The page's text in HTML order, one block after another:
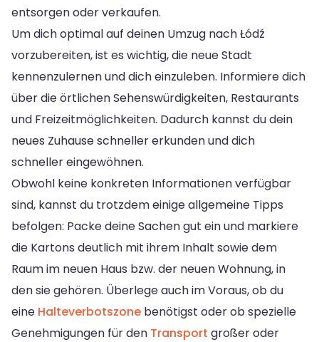
entsorgen oder verkaufen.
Um dich optimal auf deinen Umzug nach Łódź
vorzubereiten, ist es wichtig, die neue Stadt
kennenzulernen und dich einzuleben. Informiere dich
über die örtlichen Sehenswürdigkeiten, Restaurants
und Freizeitmöglichkeiten. Dadurch kannst du dein
neues Zuhause schneller erkunden und dich
schneller eingewöhnen.
Obwohl keine konkreten Informationen verfügbar
sind, kannst du trotzdem einige allgemeine Tipps
befolgen: Packe deine Sachen gut ein und markiere
die Kartons deutlich mit ihrem Inhalt sowie dem
Raum im neuen Haus bzw. der neuen Wohnung, in
den sie gehören. Überlege auch im Voraus, ob du
eine Halteverbotszone benötigst oder ob spezielle
Genehmigungen für den Transport großer oder